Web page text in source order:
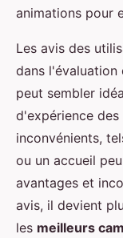
animations pour
Les avis des
dans l'évaluation
peut sembler
d'expérience
inconvénients,
ou un accueil
avantages et
avis, il devient
les meilleurs